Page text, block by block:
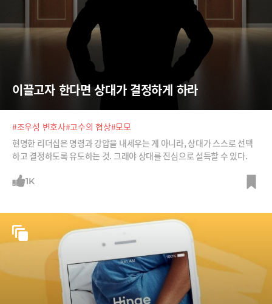
이끌고자 한다면 상대가 결정하게 하라
#조우성 변호사#고수의 협상#모모
현명한 리더십은 명령과 강압을 내세우는 게 아니라, 상대가 스스로 선택
하고 결정하도록 유도하는 것. 그래야 상대를 진심으로 설득할 수 있다.
1K